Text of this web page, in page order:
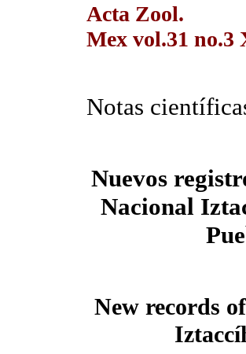
Acta Zool.
Mex vol.31 no.3
Notas
Nuevos
Nacional
New records